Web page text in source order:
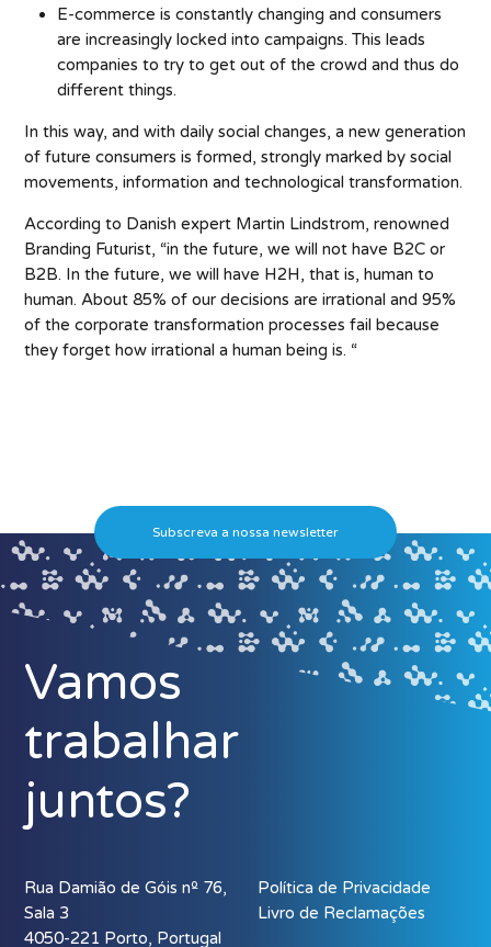
E-commerce is constantly changing and consumers
are increasingly locked into campaigns. This leads
companies to try to get out of the crowd and thus do
different things.
In this way, and with daily social changes, a new generation
of future consumers is formed, strongly marked by social
movements, information and technological transformation.
According to Danish expert Martin Lindstrom, renowned
Branding Futurist, “in the future, we will not have B2C or
B2B. In the future, we will have H2H, that is, human to
human. About 85% of our decisions are irrational and 95%
of the corporate transformation processes fail because
they forget how irrational a human being is. “
Subscreva a nossa newsletter
Vamos
trabalhar
juntos?
Rua Damião de Góis nº 76,
Sala 3
4050-221 Porto, Portugal
Política de Privacidade
Livro de Reclamações